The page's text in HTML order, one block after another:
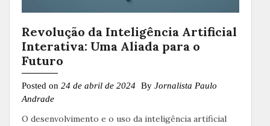
Revolução da Inteligência Artificial
Interativa: Uma Aliada para o
Futuro
Posted on 24 de abril de 2024 By Jornalista Paulo
Andrade
O desenvolvimento e o uso da inteligência artificial